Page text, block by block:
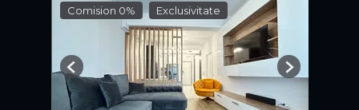
Comision 0% Exclusivitate
Previous Next